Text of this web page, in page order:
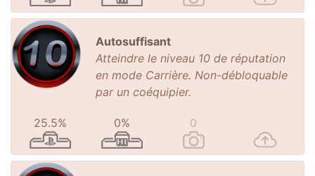
Autosuffisant
Atteindre le niveau 10 de réputation
en mode Carrière. Non-débloquable
par un coéquipier.
25.5% 0% 0